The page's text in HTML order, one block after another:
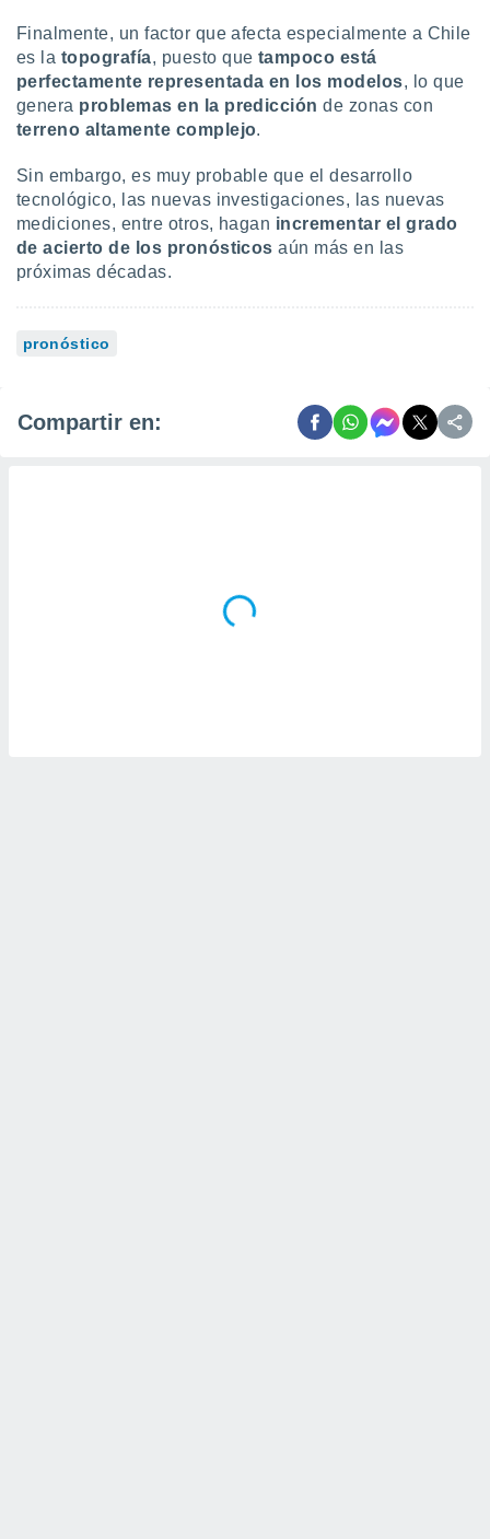
Finalmente, un factor que afecta especialmente a Chile
es la topografía, puesto que tampoco está
perfectamente representada en los modelos, lo que
genera problemas en la predicciónde zonas con
terreno altamente complejo.
Sin embargo, es muy probable que el desarrollo
tecnológico, las nuevas investigaciones, las nuevas
mediciones, entre otros, hagan incrementar el grado
de acierto de los pronósticos aún más en las
próximas décadas.
pronóstico
Compartir en: